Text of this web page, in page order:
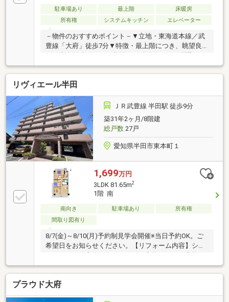
駐車場あり 最上階
床暖房
所有権
システムキッチン エレベーター
－物件のおすすめポイント－▼立地・東海道本線／武
豊線「大府」徒歩7分▼特徴・最上階につき、眺望良
南東向きバルコニーが面すLD・対面式キッチン採用・
LDK横の和室は多用途に活用可能・各洋室・和室に収
納有、廊下には納戸を設置・ペット飼育可能(規約制限
有)▼設備・床暖房(LD部分)・トランクルーム(バルコ
ニー部分)・宅配ボックス▼周辺環境・清蔵公園 徒歩1
分(約70m)■ ご希望の住まい探しをお手伝いします
━━━━━・・・物件の詳細・ご相談はお気軽にお問
い合わせください。
リヴィエール半田
ＪＲ武豊線 半田駅 徒歩9分
築31年2ヶ月/8階建
総戸数27戸
愛知県半田市東本町１
1,699万円
3LDK 81.65m2
1階 南
南向き 駐車場あり
所有権
間取り図有り
8/7(金)～8/10(月)予約制見学会開催※当日予約OK。ご
希望日をお知らせください。【リフォーム内容】シス
洗面化粧台交換、間取変更、室内ドア交換、床材上張
り、シューズボックス交換、クロス張替え、給湯器交
換、インターホン交換、照明器具交換【周辺施設】・
半田小学校まで約500ｍ（徒歩約7分）・半田中学校ま
プラウド大府